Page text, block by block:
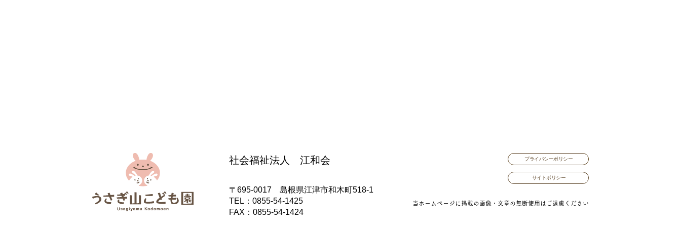
夏野菜カレーを作ったよ！
社会福祉法人 江和会 プライバシーポリシー
サイトポリシー
〒695-0017 島根県江津市和木町518-1
​TEL：0855-54-1425
FAX：0855-54-1424
当ホームページに掲載の画像・文章の無断使用はご遠慮ください